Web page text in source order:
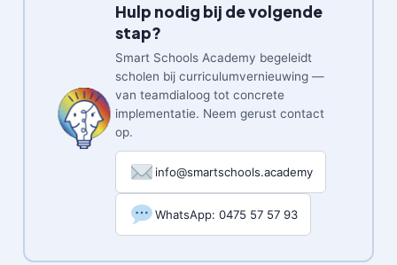
Hulp nodig bij de volgende
stap?
Smart Schools Academy begeleidt
scholen bij curriculumvernieuwing —
van teamdialoog tot concrete
implementatie. Neem gerust contact
op.
info@smartschools.academy
WhatsApp: 0475 57 57 93